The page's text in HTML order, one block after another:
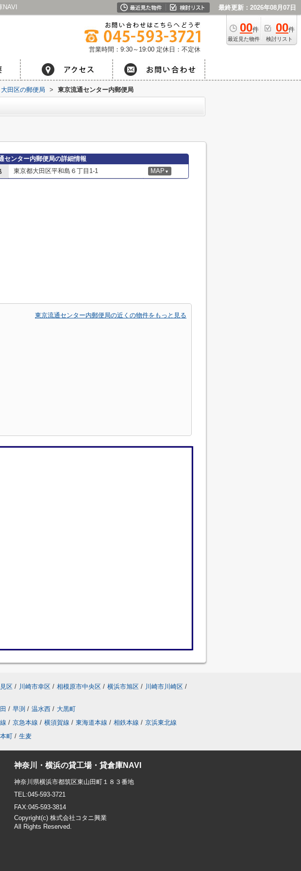
最終更新：2026年08月07日
00件
最近見た物件
00件
検討リスト
営業時間：9:30～19:00 定休日：不定休
大田区の郵便局 > 東京流通センター内郵便局
センター内郵便局の詳細情報
東京都大田区平和島６丁目1-1 MAP ▼
東京流通センター内郵便局の近くの物件をもっと見る
区 / 川崎市幸区 / 相模原市中央区 / 横浜市旭区 / 川崎市川崎区 /
/ 早渕 / 温水西 / 大黒町
/ 京急本線 / 横須賀線 / 東海道本線 / 相鉄本線 / 京浜東北線
町 / 生麦
神奈川・横浜の貸工場・貸倉庫NAVI
神奈川県横浜市都筑区東山田町１８３番地
TEL:045-593-3721
FAX:045-593-3814
Copyright(c) 株式会社コタニ興業
All Rights Reserved.